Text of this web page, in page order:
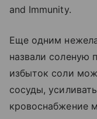
and Immunity.
Еще одним
назвали соленую
избыток соли
сосуды,
кровоснабжение